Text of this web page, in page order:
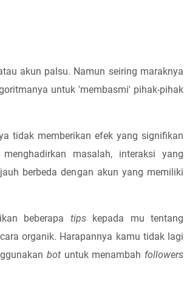
akun palsu. Namun seiring maraknya
untuk 'membasmi' pihak-pihak
tidak memberikan efek yang signifikan
masalah, interaksi yang
berbeda dengan akun yang memiliki
beberapa tips kepada mu tentang
organik. Harapannya kamu tidak lagi
bot untuk menambah followers